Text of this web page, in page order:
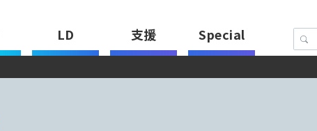
LD 支援 Special